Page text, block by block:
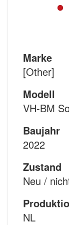
Marke
[Other]
Modell
VH-BM
Baujahr
2022
Zustand
Neu /
NL